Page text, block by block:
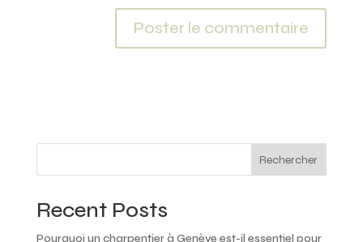
i
Rechercher
Recent Posts
Pourquoi un charpentier à Genève est-il essentiel pour